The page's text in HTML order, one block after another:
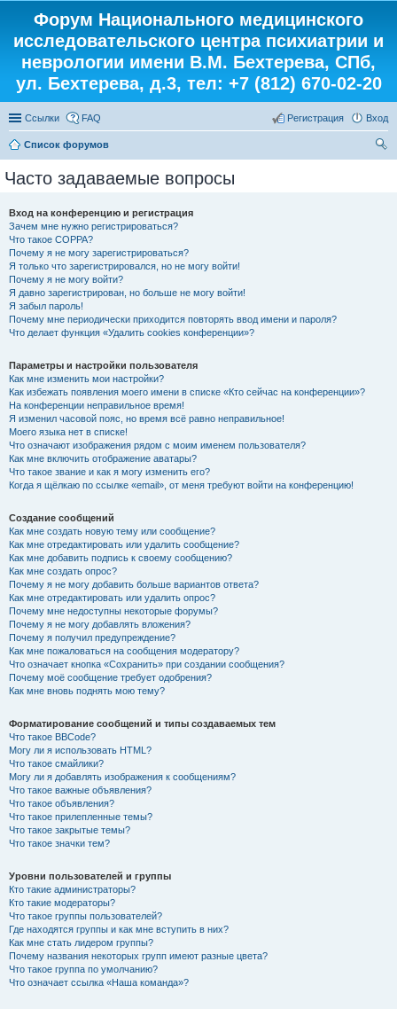
Форум Национального медицинского
исследовательского центра психиатрии и
неврологии имени В.М. Бехтерева, СПб,
ул. Бехтерева, д.3, тел: +7 (812) 670-02-20
Ссылки FAQ Вход
Регистрация
Список форумов
Часто задаваемые вопросы
Вход на конференцию и регистрация
Зачем мне нужно регистрироваться?
Что такое COPPA?
Почему я не могу зарегистрироваться?
Я только что зарегистрировался, но не могу войти!
Почему я не могу войти?
Я давно зарегистрирован, но больше не могу войти!
Я забыл пароль!
Почему мне периодически приходится повторять ввод имени и пароля?
Что делает функция «Удалить cookies конференции»?
Параметры и настройки пользователя
Как мне изменить мои настройки?
Как избежать появления моего имени в списке «Кто сейчас на конференции»?
На конференции неправильное время!
Я изменил часовой пояс, но время всё равно неправильное!
Моего языка нет в списке!
Что означают изображения рядом с моим именем пользователя?
Как мне включить отображение аватары?
Что такое звание и как я могу изменить его?
Когда я щёлкаю по ссылке «email», от меня требуют войти на конференцию!
Создание сообщений
Как мне создать новую тему или сообщение?
Как мне отредактировать или удалить сообщение?
Как мне добавить подпись к своему сообщению?
Как мне создать опрос?
Почему я не могу добавить больше вариантов ответа?
Как мне отредактировать или удалить опрос?
Почему мне недоступны некоторые форумы?
Почему я не могу добавлять вложения?
Почему я получил предупреждение?
Как мне пожаловаться на сообщения модератору?
Что означает кнопка «Сохранить» при создании сообщения?
Почему моё сообщение требует одобрения?
Как мне вновь поднять мою тему?
Форматирование сообщений и типы создаваемых тем
Что такое BBCode?
Могу ли я использовать HTML?
Что такое смайлики?
Могу ли я добавлять изображения к сообщениям?
Что такое важные объявления?
Что такое объявления?
Что такое прилепленные темы?
Что такое закрытые темы?
Что такое значки тем?
Уровни пользователей и группы
Кто такие администраторы?
Кто такие модераторы?
Что такое группы пользователей?
Где находятся группы и как мне вступить в них?
Как мне стать лидером группы?
Почему названия некоторых групп имеют разные цвета?
Что такое группа по умолчанию?
Что означает ссылка «Наша команда»?